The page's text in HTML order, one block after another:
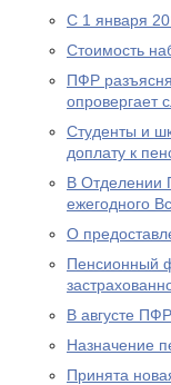
С 1 января
Стоимость
ПФР
опровергает
Студенты и
доплату к
В Отделении
ежегодного
О
Пенсионный
В августе
Назначение
Принята